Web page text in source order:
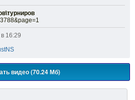
16:29
видео (70.24 Мб)